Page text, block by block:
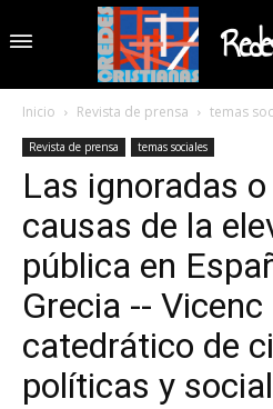
Inicio Revista de prensa temas
Revista de prensa temas sociales
Las ignoradas
causas de la
pública en
Grecia --
catedrático de
políticas y